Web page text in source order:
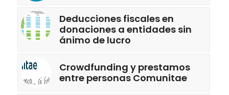
Deducciones fiscales en
donaciones a entidades sin
ánimo de lucro
Crowdfunding y prestamos
entre personas Comunitae